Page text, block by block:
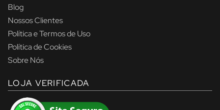
Blog
Nossos Clientes
Política e Termos de Uso
Política de Cookies
Sobre Nós
LOJA VERIFICADA